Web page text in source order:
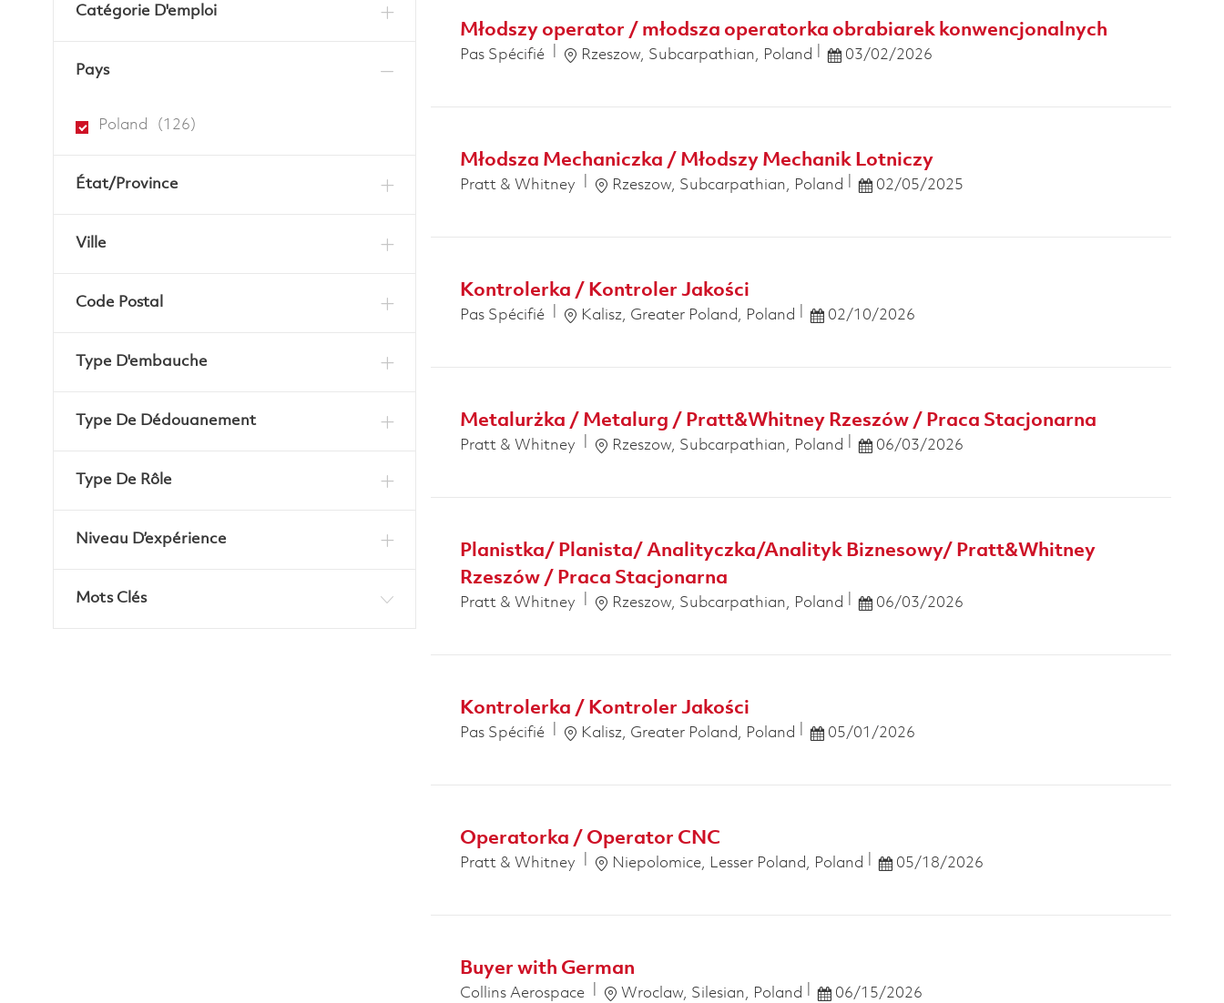
Catégorie D'emploi
Pays
Poland (126)
État/Province
Ville
Code Postal
Type D'embauche
Type De Dédouanement
Type De Rôle
Niveau D’expérience
Mots Clés
Młodszy operator / młodsza operatorka obrabiarek konwencjonalnych
Pas Spécifié Emplacement
Rzeszow, Subcarpathian, Poland Posted Date
03/02/2026
Młodsza Mechaniczka / Młodszy Mechanik Lotniczy
Pratt & Whitney Emplacement
Rzeszow, Subcarpathian, Poland Posted Date
02/05/2025
Kontrolerka / Kontroler Jakości
Pas Spécifié Emplacement
Kalisz, Greater Poland, Poland Posted Date
02/10/2026
Metalurżka / Metalurg / Pratt&Whitney Rzeszów / Praca Stacjonarna
Pratt & Whitney Emplacement
Rzeszow, Subcarpathian, Poland Posted Date
06/03/2026
Planistka/ Planista/ Analityczka/Analityk Biznesowy/ Pratt&Whitney
Rzeszów / Praca Stacjonarna
Pratt & Whitney Emplacement
Rzeszow, Subcarpathian, Poland Posted Date
06/03/2026
Kontrolerka / Kontroler Jakości
Pas Spécifié Emplacement
Kalisz, Greater Poland, Poland Posted Date
05/01/2026
Operatorka / Operator CNC
Pratt & Whitney Emplacement
Niepolomice, Lesser Poland, Poland Posted Date
05/18/2026
Buyer with German
Collins Aerospace Emplacement
Wroclaw, Silesian, Poland Posted Date
06/15/2026